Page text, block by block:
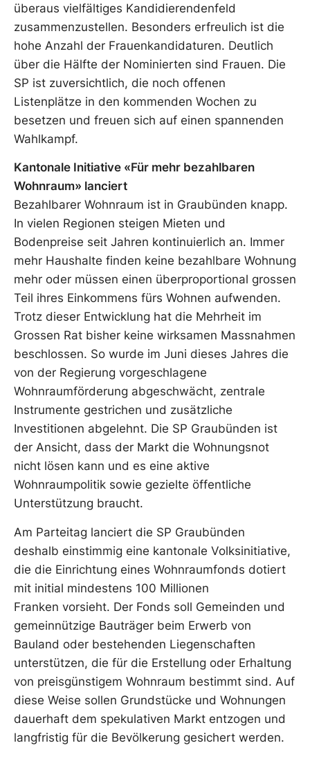
überaus vielfältiges Kandidierendenfeld
zusammenzustellen. Besonders erfreulich ist die
hohe Anzahl der Frauenkandidaturen. Deutlich
über die Hälfte der Nominierten sind Frauen. Die
SP ist zuversichtlich, die noch offenen
Listenplätze in den kommenden Wochen zu
besetzen und freuen sich auf einen spannenden
Wahlkampf.
Kantonale Initiative «Für mehr bezahlbaren
Wohnraum» lanciert
Bezahlbarer Wohnraum ist in Graubünden knapp.
In vielen Regionen steigen Mieten und
Bodenpreise seit Jahren kontinuierlich an. Immer
mehr Haushalte finden keine bezahlbare Wohnung
mehr oder müssen einen überproportional grossen
Teil ihres Einkommens fürs Wohnen aufwenden.
Trotz dieser Entwicklung hat die Mehrheit im
Grossen Rat bisher keine wirksamen Massnahmen
beschlossen. So wurde im Juni dieses Jahres die
von der Regierung vorgeschlagene
Wohnraumförderung abgeschwächt, zentrale
Instrumente gestrichen und zusätzliche
Investitionen abgelehnt. Die SP Graubünden ist
der Ansicht, dass der Markt die Wohnungsnot
nicht lösen kann und es eine aktive
Wohnraumpolitik sowie gezielte öffentliche
Unterstützung braucht.
Am Parteitag lanciert die SP Graubünden
deshalb einstimmig eine kantonale Volksinitiative,
die die Einrichtung eines Wohnraumfonds dotiert
mit initial mindestens 100 Millionen
Franken vorsieht. Der Fonds soll Gemeinden und
gemeinnützige Bauträger beim Erwerb von
Bauland oder bestehenden Liegenschaften
unterstützen, die für die Erstellung oder Erhaltung
von preisgünstigem Wohnraum bestimmt sind. Auf
diese Weise sollen Grundstücke und Wohnungen
dauerhaft dem spekulativen Markt entzogen und
langfristig für die Bevölkerung gesichert werden.